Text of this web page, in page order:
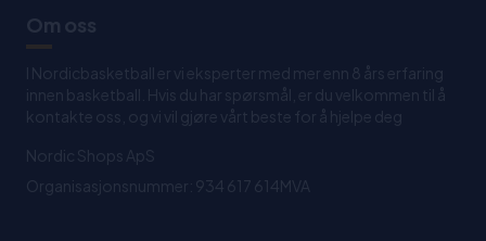
Om oss
I Nordicbasketball er vi eksperter med mer enn 8 års erfaring
innen basketball. Hvis du har spørsmål, er du velkommen til å
kontakte oss, og vi vil gjøre vårt beste for å hjelpe deg
Nordic Shops ApS
Organisasjonsnummer: 934 617 614MVA